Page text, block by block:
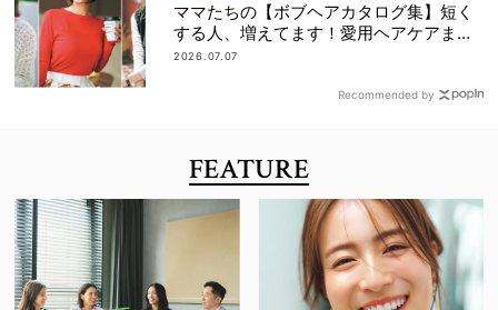
ママたちの【ボブヘアカタログ集】短く
する人、増えてます！愛用ヘアケアまで
全部見せ
2026.07.07
Recommended by
FEATURE